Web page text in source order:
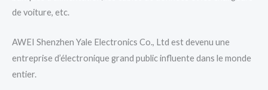
de voiture, etc.
AWEI Shenzhen Yale Electronics Co., Ltd est devenu une
entreprise d’électronique grand public influente dans le monde
entier.